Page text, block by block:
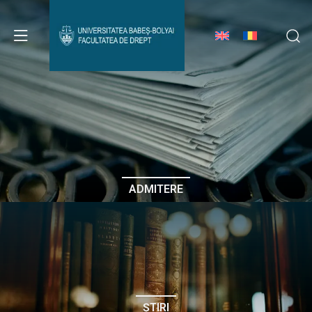
Avizier Studenți
Studii
Admitere
Erasmus & Internațional
Despre Facultate
ADMITERE
ȘTIRI